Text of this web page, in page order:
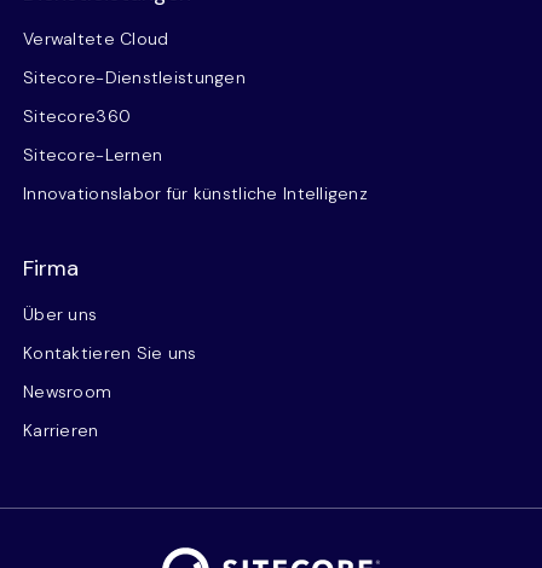
Verwaltete Cloud
Sitecore-Dienstleistungen
Sitecore360
Sitecore-Lernen
Innovationslabor für künstliche Intelligenz
Firma
Über uns
Kontaktieren Sie uns
Newsroom
Karrieren